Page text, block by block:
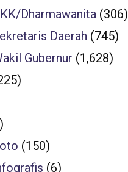
Dharmawanita (306)
Daerah (745)
Gubernur (1,628)
(150)
(6)